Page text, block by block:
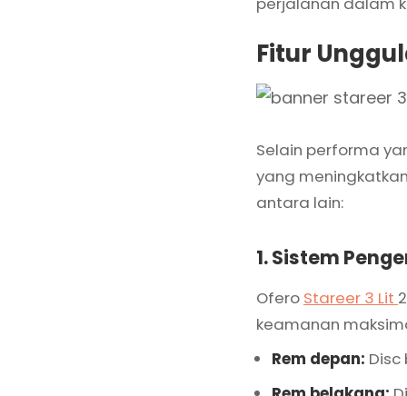
Fitur
Selain performa
yang
antara lain:
1. Sistem
Ofero Stareer 3 Lit
keamanan
Rem depan: Disc